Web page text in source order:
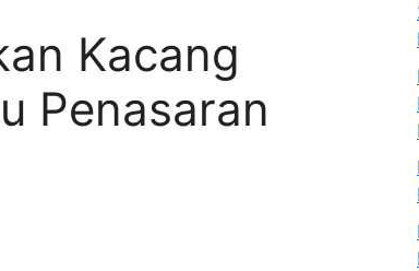
Kacang
Penasaran